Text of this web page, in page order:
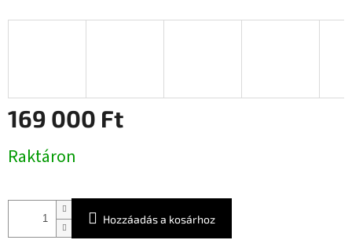
169 000 Ft
Raktáron
Hozzáadás a kosárhoz